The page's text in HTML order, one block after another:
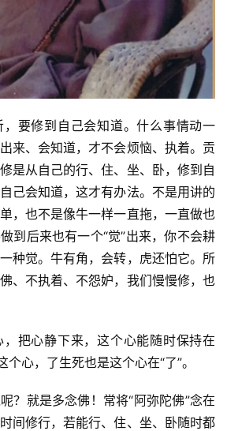
要修到自己会知道。什么事情动一
来、会知道，才不会烦恼、执着。贡
是从自己的行、住、坐、卧，修到自
己会知道，这才有办法。不是用讲的
，也不是像牛一样一直拖，一直做也
到后来也有一个“觉”出来，你不会耕
种觉。牛有角，会转，虎还怕它。所
、不执着、不怨妒，我们慢慢修，也
把心静下来，这个心能随时保持在
个心，了生死也是这个心在“了”。
？就是多念佛！常将“阿弥陀佛”念在
间修行，若能行、住、坐、卧随时都